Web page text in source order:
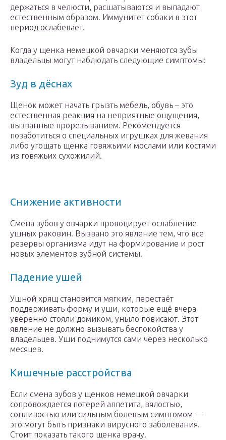
держаться в челюсти, расшатываются и выпадают
естественным образом. Иммунитет собаки в этот
период ослабевает.
Когда у щенка немецкой овчарки меняются зубы
владельцы могут наблюдать следующие симптомы:
Зуд в дёснах
Щенок может начать грызть мебель, обувь – это
естественная реакция на неприятные ощущения,
вызванные прорезыванием. Рекомендуется
позаботиться о специальных игрушках для жевания
либо угощать щенка говяжьими мослами или костями
из говяжьих сухожилий.
Снижение активности
Смена зубов у овчарки провоцирует ослабление
ушных раковин. Вызвано это явление тем, что все
резервы организма идут на формирование и рост
новых элементов зубной системы.
Падение ушей
Ушной хрящ становится мягким, перестаёт
поддерживать форму и уши, которые ещё вчера
уверенно стояли домиком, уныло повисают. Этот
явление не должно вызывать беспокойства у
владельцев. Уши поднимутся сами через несколько
месяцев.
Кишечные расстройства
Если смена зубов у щенков немецкой овчарки
сопровождается потерей аппетита, вялостью,
сонливостью или сильным болевым симптомом —
это могут быть признаки вирусного заболевания.
Стоит показать такого щенка врачу.